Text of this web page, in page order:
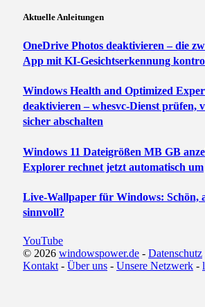
Aktuelle Anleitungen
OneDrive Photos deaktivieren – die
App mit KI-Gesichtserkennung
Windows Health and Optimized
deaktivieren – whesvc-Dienst prüfen,
sicher abschalten
Windows 11 Dateigrößen MB GB
Explorer rechnet jetzt automatisch um
Live-Wallpaper für Windows: Schön,
sinnvoll?
YouTube
© 2026 windowspower.de - Datenschutz
Kontakt - Über uns - Unsere Netzwerk -